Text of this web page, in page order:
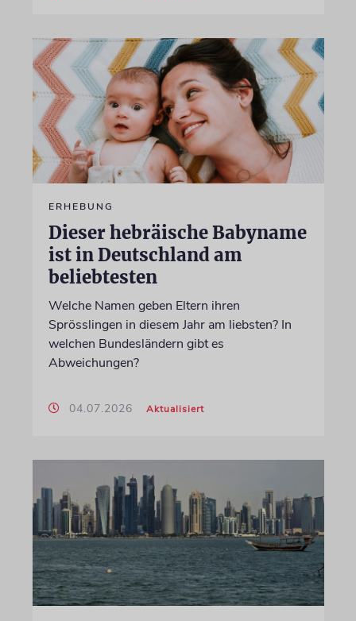
ERHEBUNG
Dieser hebräische Babyname
ist in Deutschland am
beliebtesten
Welche Namen geben Eltern ihren
Sprösslingen in diesem Jahr am liebsten? In
welchen Bundesländern gibt es
Abweichungen?
04.07.2026 Aktualisiert